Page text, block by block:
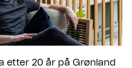
etter 20 år på Grønland